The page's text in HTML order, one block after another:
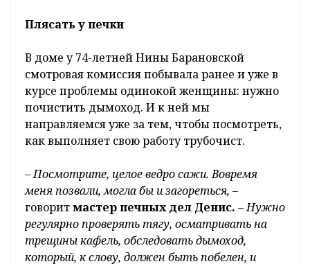
Плясать у печки
В доме у 74-летней Нины Барановской
смотровая комиссия побывала ранее и уже в
курсе проблемы одинокой женщины: нужно
почистить дымоход. И к ней мы
направляемся уже за тем, чтобы посмотреть,
как выполняет свою работу трубочист.
– Посмотрите, целое ведро сажи. Вовремя
меня позвали, могла бы и загореться, –
говоритмастер печных дел Денис. –Нужно
регулярно проверять тягу, осматривать на
трещины кафель, обследовать дымоход,
который, к слову, должен быть побелен, и